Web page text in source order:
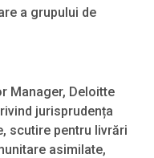
a grupului de
Manager, Deloitte
jurisprudența
scutire pentru livrări
asimilate,